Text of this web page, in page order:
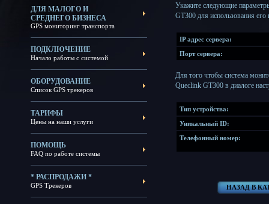
ДЛЯ МАЛОГО И
СРЕДНЕГО БИЗНЕСА
GPS мониторинг транспорта
ПОДКЛЮЧЕНИЕ
Начало работы с системой
ОБОРУДОВАНИЕ
Список GPS трекеров
ТАРИФЫ
Цены на наши услуги
ПОМОЩЬ
FAQ по работе системы
* РАСПРОДАЖИ *
GPS Трекеров
Укажите следующие
GT300 для использования
IP адрес сервера:
Порт сервера:
Для того чтобы система
Queclink GT300 в диалоге
Тип устройства:
Уникальный ID:
Телефонный номер:
НАЗАД В